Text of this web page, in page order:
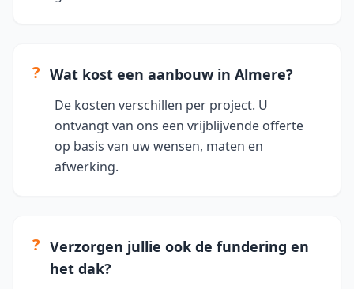
? Wat kost een aanbouw in Almere?
De kosten verschillen per project. U
ontvangt van ons een vrijblijvende offerte
op basis van uw wensen, maten en
afwerking.
? Verzorgen jullie ook de fundering en
het dak?